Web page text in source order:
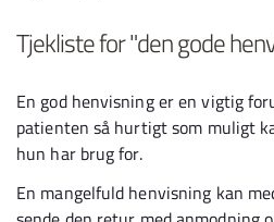
Tjekliste for "den gode
En god henvisning er en vigtig
patienten så hurtigt som muligt
hun har brug for.
En mangelfuld henvisning kan